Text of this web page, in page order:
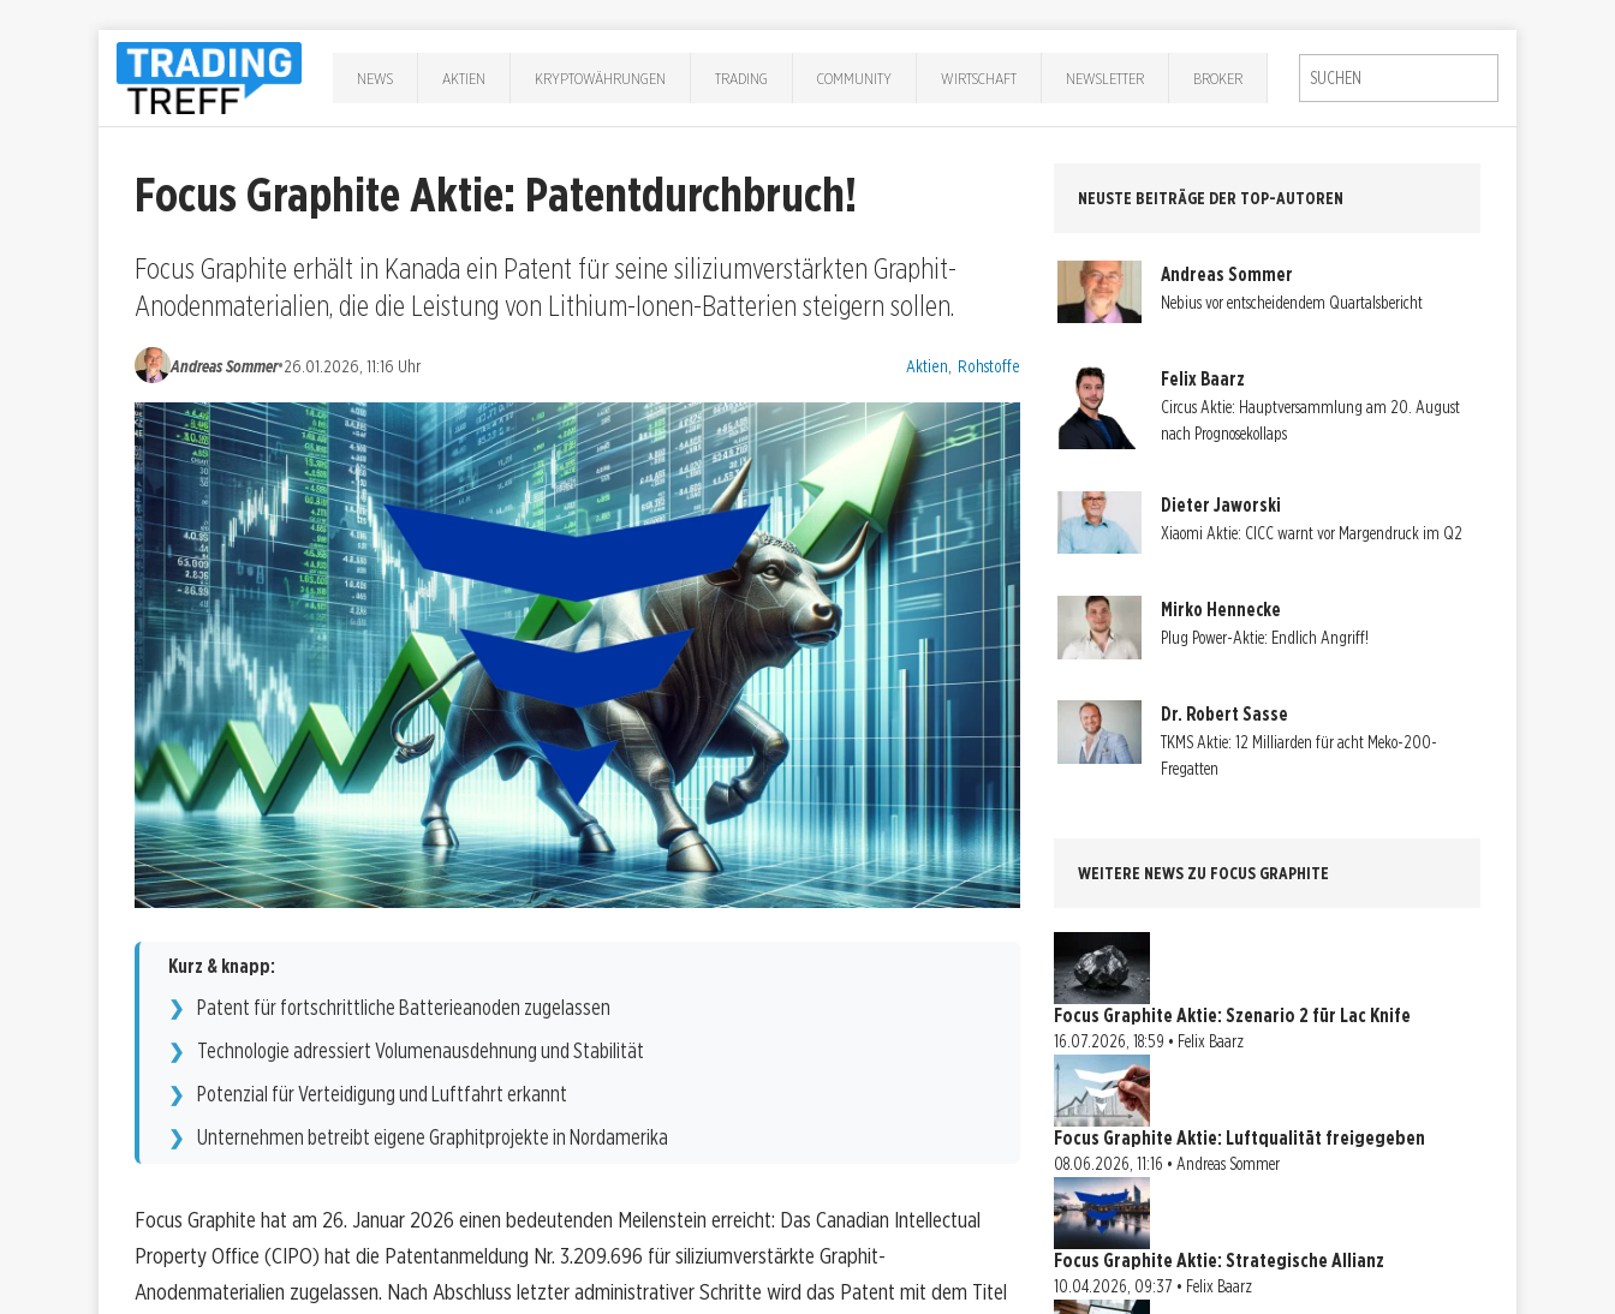
NEWS AKTIEN KRYPTOWÄHRUNGEN TRADING COMMUNITY WIRTSCHAFT NEWSLETTER BROKER
Focus Graphite Aktie: Patentdurchbruch!
Focus Graphite erhält in Kanada ein Patent für seine siliziumverstärkten Graphit-
Anodenmaterialien, die die Leistung von Lithium-Ionen-Batterien steigern sollen.
Andreas Sommer•26.01.2026, 11:16 Uhr Kategorien:
Aktien Rohstoffe
Kurz & knapp:
Patent für fortschrittliche Batterieanoden zugelassen
Technologie adressiert Volumenausdehnung und Stabilität
Potenzial für Verteidigung und Luftfahrt erkannt
Unternehmen betreibt eigene Graphitprojekte in Nordamerika
Focus Graphite hat am 26. Januar 2026 einen bedeutenden Meilenstein erreicht: Das Canadian Intellectual
Property Office (CIPO) hat die Patentanmeldung Nr. 3.209.696 für siliziumverstärkte Graphit-
Anodenmaterialien zugelassen. Nach Abschluss letzter administrativer Schritte wird das Patent mit dem Titel
NEUSTE BEITRÄGE DER TOP-AUTOREN
Andreas Sommer
Nebius vor entscheidendem Quartalsbericht
Felix Baarz
Circus Aktie: Hauptversammlung am 20. August
nach Prognosekollaps
Dieter Jaworski
Xiaomi Aktie: CICC warnt vor Margendruck im Q2
Mirko Hennecke
Plug Power-Aktie: Endlich Angriff!
Dr. Robert Sasse
TKMS Aktie: 12 Milliarden für acht Meko-200-
Fregatten
WEITERE NEWS ZU FOCUS GRAPHITE
Focus Graphite Aktie: Szenario 2 für Lac Knife
16.07.2026, 18:59 • Felix Baarz
Focus Graphite Aktie: Luftqualität freigegeben
08.06.2026, 11:16 • Andreas Sommer
Focus Graphite Aktie: Strategische Allianz
10.04.2026, 09:37 • Felix Baarz